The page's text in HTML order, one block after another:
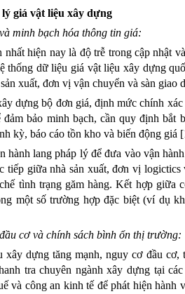
giá vật liệu xây dựng
minh bạch hóa thông tin giá:
hiện nay là độ trễ trong cập nhật
thống dữ liệu giá vật liệu xây dựng
xuất, đơn vị vận chuyển và sàn giao
dựng bộ đơn giá, định mức chính
bảo minh bạch, cần quy định bắt
kỳ, báo cáo tồn kho và biến động giá
hành lang pháp lý để đưa vào vận
tiếp giữa nhà sản xuất, đơn vị
tình trạng găm hàng. Kết hợp giữa
một số trường hợp đặc biệt (ví dụ
cơ và chính sách bình ổn thị trường:
xây dựng tăng mạnh, nguy cơ đầu
tra chuyên ngành xây dựng tại
và công an kinh tế để phát hiện hành